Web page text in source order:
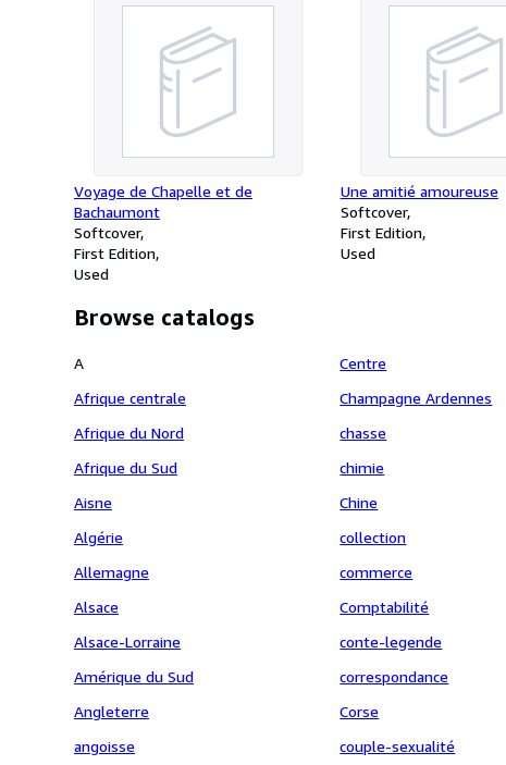
Voyage de Chapelle et de
Bachaumont
Softcover
First Edition
Used
Une amitié amoureuse
Softcover
First Edition
Used
Browse catalogs
A
Afrique centrale
Afrique du Nord
Afrique du Sud
Aisne
Algérie
Allemagne
Alsace
Alsace-Lorraine
Amérique du Sud
Angleterre
angoisse
Centre
Champagne Ardennes
chasse
chimie
Chine
collection
commerce
Comptabilité
conte-legende
correspondance
Corse
couple-sexualité